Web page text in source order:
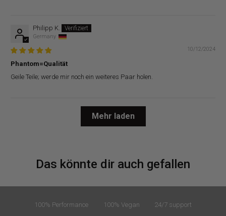
Philipp K.
Germany
10/12/2024
Phantom=Qualität
Geile Teile; werde mir noch ein weiteres Paar holen.
Mehr laden
Das könnte dir auch gefallen
100% Performance 100% Vegan 24/7 support